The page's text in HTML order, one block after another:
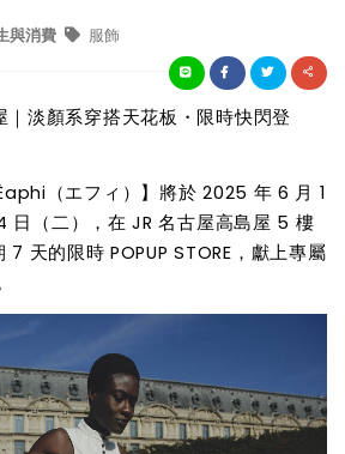
與消費 服飾
｜淡顏系穿搭天花板・限時快閃登
（エフィ）】將於 2025 年 6 月 1
日（二），在 JR 名古屋高島屋 5 樓
天的限時 POPUP STORE，獻上專屬